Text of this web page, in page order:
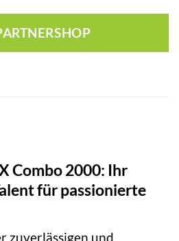
€
ist:
77,99 €.
Combo 2000: Ihr
für passionierte
zuverlässigen und